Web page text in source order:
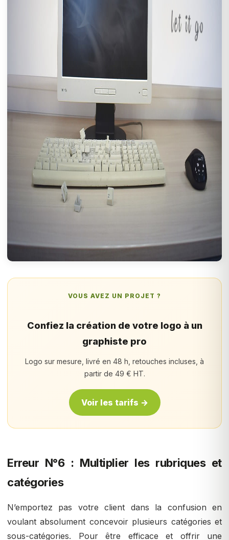
VOUS AVEZ UN PROJET ?
Confiez la création de votre logo à un
graphiste pro
Logo sur mesure, livré en 48 h, retouches incluses, à
partir de 49 € HT.
Voir les tarifs →
Erreur N°6 : Multiplier les rubriques et
catégories
N’emportez pas votre client dans la confusion en
voulant absolument concevoir plusieurs catégories et
sous-catégories. Pour être efficace et offrir une